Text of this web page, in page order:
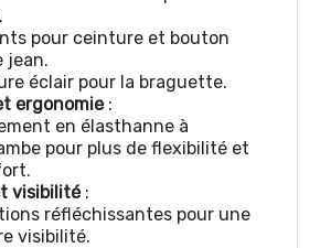
pour ceinture et bouton
jean.
éclair pour la braguette.
ergonomie:
en élasthanne à
pour plus de flexibilité et
visibilité:
réfléchissantes pour une
visibilité.